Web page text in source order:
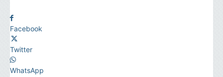
Facebook
Twitter
WhatsApp